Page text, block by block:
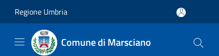
Regione Umbria
Comune di Marsciano